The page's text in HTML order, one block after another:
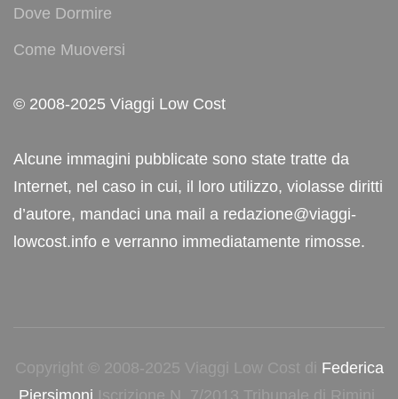
Dove Dormire
Come Muoversi
© 2008-2025 Viaggi Low Cost
Alcune immagini pubblicate sono state tratte da
Internet, nel caso in cui, il loro utilizzo, violasse diritti
d’autore, mandaci una mail a redazione@viaggi-
lowcost.info e verranno immediatamente rimosse.
Copyright © 2008-2025 Viaggi Low Cost di Federica